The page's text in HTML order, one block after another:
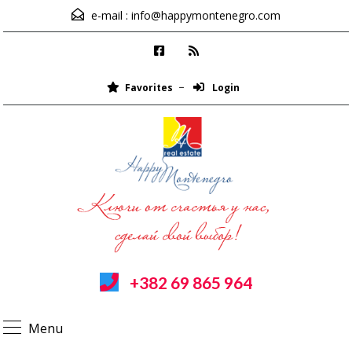
e-mail : info@happymontenegro.com
Favorites Login
+382 69 865 964
Menu